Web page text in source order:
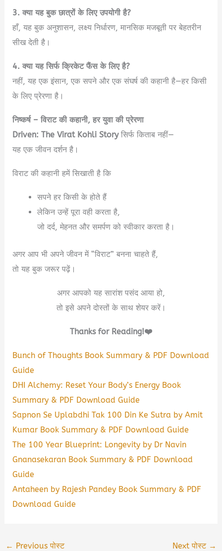
3. क्या यह बुक छात्रों के लिए उपयोगी है?
हाँ, यह बुक अनुशासन, लक्ष्य निर्धारण, मानसिक मजबूती पर बेहतरीन
सीख देती है।
4. क्या यह सिर्फ क्रिकेट फैंस के लिए है?
नहीं, यह एक इंसान, एक सपने और एक संघर्ष की कहानी है—हर किसी
के लिए प्रेरणा है।
निष्कर्ष – विराट की कहानी, हर युवा की प्रेरणा
Driven: The Virat Kohli Storyसिर्फ किताब नहीं—
यह एक जीवन दर्शन है।
विराट की कहानी हमें सिखाती है कि
सपने हर किसी के होते हैं
लेकिन उन्हें पूरा वही करता है,
जो दर्द, मेहनत और समर्पण को स्वीकार करता है।
अगर आप भी अपने जीवन में “विराट” बनना चाहते हैं,
तो यह बुक जरूर पढ़ें।
अगर आपको यह सारांश पसंद आया हो,
तो इसे अपने दोस्तों के साथ शेयर करें।
Thanks for Reading!❤️
Bunch of Thoughts Book Summary & PDF Download
Guide
DHI Alchemy: Reset Your Body’s Energy Book
Summary & PDF Download Guide
Sapnon Se Uplabdhi Tak 100 Din Ke Sutra by Amit
Kumar Book Summary & PDF Download Guide
The 100 Year Blueprint: Longevity by Dr Navin
Gnanasekaran Book Summary & PDF Download
Guide
Antaheen by Rajesh Pandey Book Summary & PDF
Download Guide
← Previous पोस्ट Next पोस्ट →